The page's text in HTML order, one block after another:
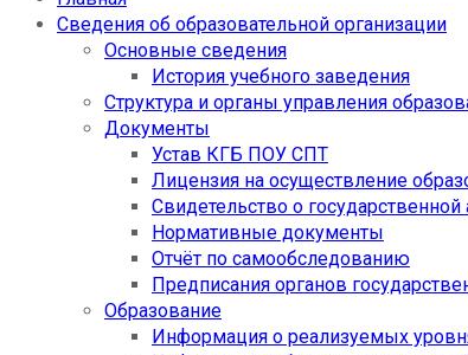
Сведения об образовательной организации
Основные сведения
История учебного заведения
Структура и органы управления
Документы
Устав КГБ ПОУ СПТ
Лицензия на осуществление
Свидетельство о
Нормативные документы
Отчёт по самообследованию
Предписания органов
Образование
Информация о реализуемых